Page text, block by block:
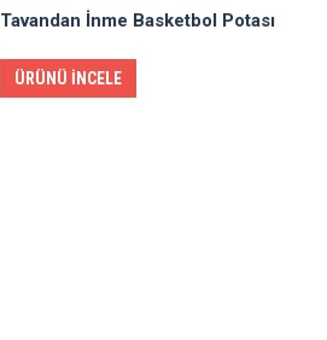
Tavandan İnme Basketbol Potası
ÜRÜNÜ İNCELE